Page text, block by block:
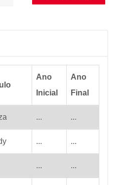
Ano
Inicial
Ano
Final
... ...
... ...
... ...